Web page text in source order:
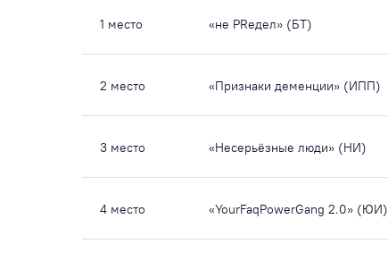
1 место «не PRедел» (БТ)
2 место «Признаки деменции» (ИПП)
3 место «Несерьёзные люди» (НИ)
4 место «YourFaqPowerGang 2.0» (ЮИ)